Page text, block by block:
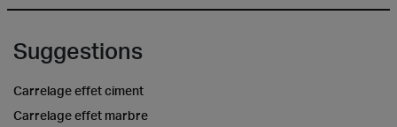
Suggestions
Carrelage effet ciment
Carrelage effet marbre